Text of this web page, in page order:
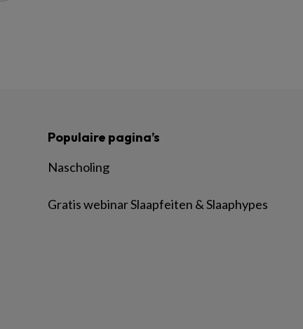
Populaire pagina’s
Nascholing
Gratis webinar Slaapfeiten & Slaaphypes